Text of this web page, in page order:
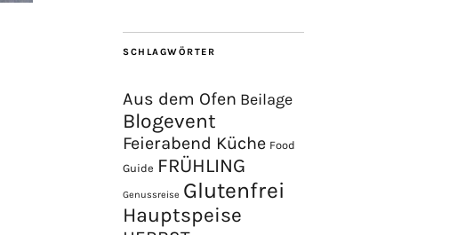
SCHLAGWÖRTER
Aus dem Ofen Beilage
Blogevent
Feierabend Küche Food
Guide FRÜHLING
Genussreise Glutenfrei
Hauptspeise